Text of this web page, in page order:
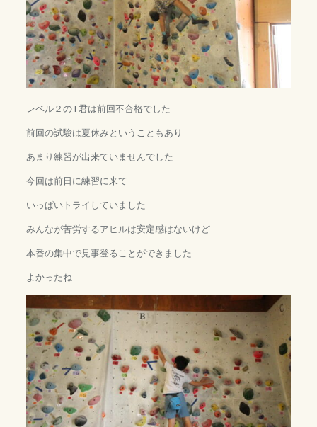
レベル２のT君は前回不合格でした
前回の試験は夏休みということもあり
あまり練習が出来ていませんでした
今回は前日に練習に来て
いっぱいトライしていました
みんなが苦労するアヒルは安定感はないけど
本番の集中で見事登ることができました
よかったね